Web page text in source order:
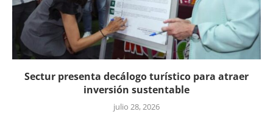
Sectur presenta decálogo turístico para atraer
inversión sustentable
julio 28, 2026